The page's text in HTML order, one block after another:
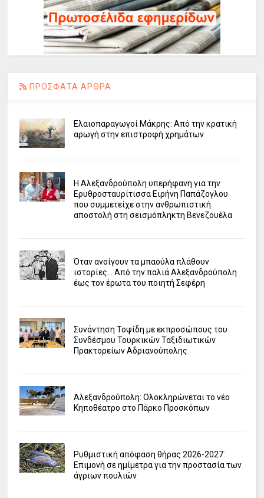
ΠΡΟΣΦΑΤΑ ΑΡΘΡΑ
Ελαιοπαραγωγοί Μάκρης: Από την κρατική
αρωγή στην επιστροφή χρημάτων
Η Αλεξανδρούπολη υπερήφανη για την
Ερυθροσταυρίτισσα Ειρήνη Παπάζογλου
που συμμετείχε στην ανθρωπιστική
αποστολή στη σεισμόπληκτη Βενεζουέλα
Όταν ανοίγουν τα μπαούλα πλάθουν
ιστορίες... Από την παλιά Αλεξανδρούπολη
έως τον έρωτα του ποιητή Σεφέρη
Συνάντηση Τοψίδη με εκπροσώπους του
Συνδέσμου Τουρκικών Ταξιδιωτικών
Πρακτορείων Αδριανούπολης
Αλεξανδρούπολη: Ολοκληρώνεται το νέο
Κηποθέατρο στο Πάρκο Προσκόπων
Ρυθμιστική απόφαση θήρας 2026-2027:
Επιμονή σε ημίμετρα για την προστασία των
άγριων πουλιών